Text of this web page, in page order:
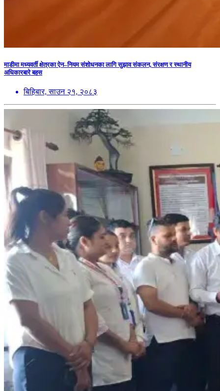
माडीमा मध्यवर्ती क्षेत्रका ऐन–नियम संशोधनका लागि सुझाव संकलन, संरक्षण र स्थानीय
अधिकारबारे बहस
बिहिबार, साउन २१, २०८३